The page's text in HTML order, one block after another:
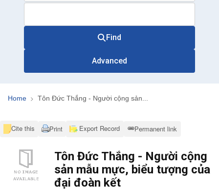
Find
Advanced
Home Tôn Đức Thắng - Người cộng sản...
Cite this Print Export Record Permanent link
Tôn Đức Thắng - Người cộng
sản mẫu mực, biểu tượng của
đại đoàn kết